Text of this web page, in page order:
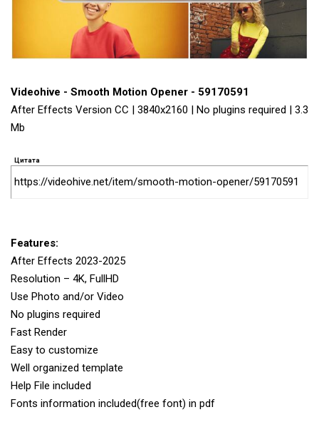
Videohive - Smooth Motion Opener - 59170591
After Effects Version CC | 3840x2160 | No plugins required | 3.3
Mb
Цитата
https://videohive.net/item/smooth-motion-opener/59170591
Features:
After Effects 2023-2025
Resolution – 4K, FullHD
Use Photo and/or Video
No plugins required
Fast Render
Easy to customize
Well organized template
Help File included
Fonts information included(free font) in pdf